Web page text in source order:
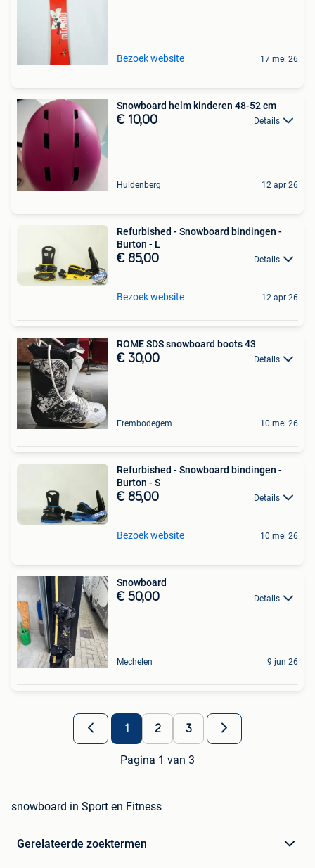
Bezoek website 17 mei 26
Snowboard helm kinderen 48-52 cm
€ 10,00 Details
Huldenberg 12 apr 26
Refurbished - Snowboard bindingen -
Burton - L
€ 85,00 Details
Bezoek website 12 apr 26
ROME SDS snowboard boots 43
€ 30,00 Details
Erembodegem 10 mei 26
Refurbished - Snowboard bindingen -
Burton - S
€ 85,00 Details
Bezoek website 10 mei 26
Snowboard
€ 50,00 Details
Mechelen 9 jun 26
1 2 3
Pagina 1 van 3
snowboard in Sport en Fitness
Gerelateerde zoektermen